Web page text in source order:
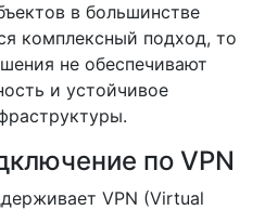
в большинстве
комплексный подход, то
не обеспечивают
и устойчивое
по VPN
VPN (Virtual